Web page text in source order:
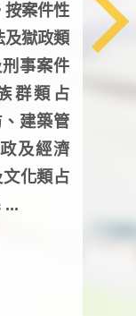
按案件性
及獄政類
事案件
群類占
建築管
及經濟
化類占
...
監
均每
人